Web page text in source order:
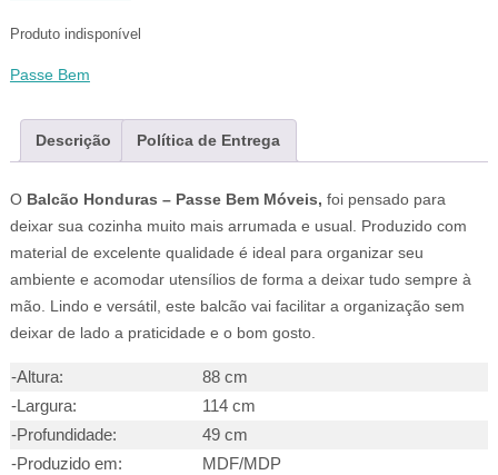
Produto indisponível
Passe Bem
Descrição Política de Entrega
O Balcão Honduras – Passe Bem Móveis, foi pensado para
deixar sua cozinha muito mais arrumada e usual. Produzido com
material de excelente qualidade é ideal para organizar seu
ambiente e acomodar utensílios de forma a deixar tudo sempre à
mão. Lindo e versátil, este balcão vai facilitar a organização sem
deixar de lado a praticidade e o bom gosto.
-Altura:
88 cm
-Largura:
114 cm
-Profundidade:
49 cm
-Produzido em:
MDF/MDP